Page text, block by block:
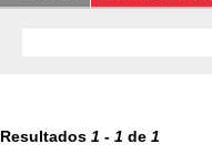
Resultados 1 - 1 de 1